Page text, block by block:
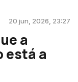
20 jun, 2026, 23:27
a
está a